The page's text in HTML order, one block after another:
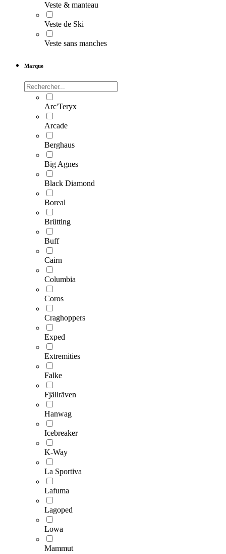
Veste & manteau
Veste de Ski
Veste sans manches
Marque
Arc'Teryx
Arcade
Berghaus
Big Agnes
Black Diamond
Boreal
Brütting
Buff
Cairn
Columbia
Coros
Craghoppers
Exped
Extremities
Falke
Fjällräven
Hanwag
Icebreaker
K-Way
La Sportiva
Lafuma
Lagoped
Lowa
Mammut